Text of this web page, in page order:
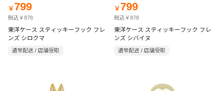
￥ 799
税込￥878
東洋ケース スティッキーフック フレ
ンズ シロクマ
通常配送 / 店舗受取
￥ 799
税込￥878
東洋ケース スティッキーフック フレ
ンズ シバイヌ
通常配送 / 店舗受取